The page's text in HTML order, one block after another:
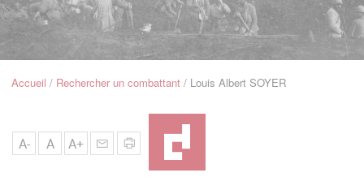
Navigation
FilAccueil Rechercher un combattant Louis Albert SOYER
A- A A+